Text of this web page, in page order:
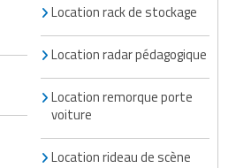
Location rack de stockage
Location radar pédagogique
Location remorque porte
voiture
Location rideau de scène